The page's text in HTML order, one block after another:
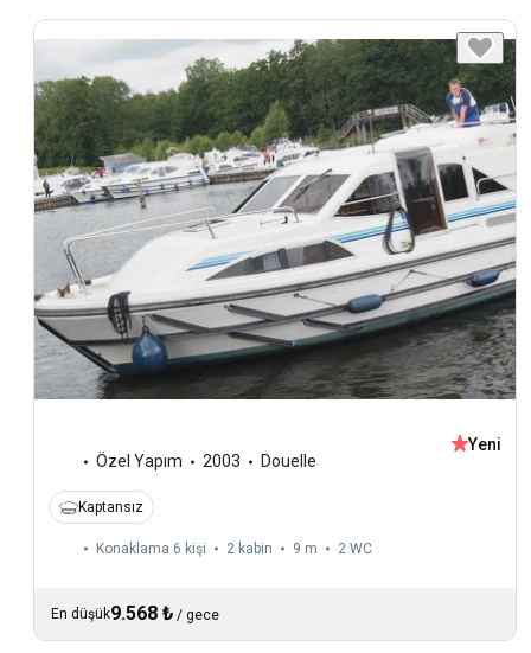
Özel Yapım 2003 Douelle
Yeni
Kaptansız
Konaklama 6 kişi 2 kabin 9 m 2 WC
En düşük9.568 ₺ / gece